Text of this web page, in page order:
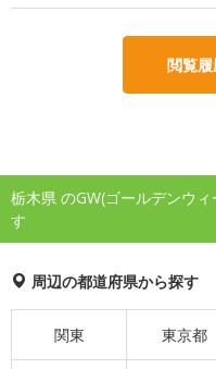
閲覧
栃木県 のGW(ゴールデンウ
す
周辺の都道府県から探す
関東 東京都